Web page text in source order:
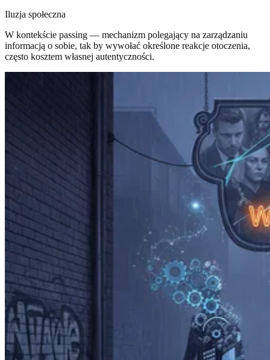
Iluzja społeczna
W kontekście passing — mechanizm polegający na zarządzaniu
informacją o sobie, tak by wywołać określone reakcje otoczenia,
często kosztem własnej autentyczności.